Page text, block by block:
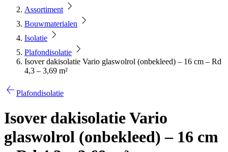
Assortiment
Bouwmaterialen
Isolatie
Plafondisolatie
Isover dakisolatie Vario glaswolrol (onbekleed) – 16 cm – Rd
4,3 – 3,69 m²
Plafondisolatie
Isover dakisolatie Vario
glaswolrol (onbekleed) – 16 cm